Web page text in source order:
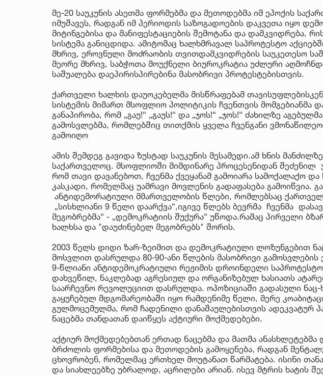
მე-20 საუკუნის ასეთმა ფორმებმა და მეთოდებმა იმ ეპოქის
იმუშავეს, რადგან იმ პერიოდის საზოგადოების დაკვეთა იყო
მიტინგებისა და მანიფესტაციების შემოტანა და დამკვიდრება,
სისტემა განიცდიდა. ამიტომაც ხალხმრავალ საპროტესტო
მხრივ, ეროვნული მოძრაობის თვითდამკვიდრების საუკეთესო
მეორე მხრივ, საბჭოთა მოუქნელი ბიუროკრატია უძლური
საშუალება დაეპირისპირებინა მასობრივი პროტესტებისთვის.
ქართველი ხალხის დაუოკებელმა მისწრაფებამ
სისტემის მიმართ მსოფლიო პოლიტიკის ჩვენთვის მომგებიანმა
განაპირობა, რომ „გაუ!“ „გაუს!“ და „ჯოს!“ „ჯოს!“ ძახილზე
გამოსვლებმა, რომლებშიც თითქმის ყველა ჩვენგანი
გამოიღო
ამის შემდეგ გავიდა ზუსტად საუკუნის მესამედი.ამ ხნის
საქართველოც. მსოფლიოში მიმდინარე პროცესენიდან შეძენილ
რომ თავი დავანებოთ, ჩვენმა ქვეყანამ გამოიარა სამოქალაქო
კასკადი, რომელმაც უამრავი მოვლენის გადაფასება გამოიწვია.
ანტიდემორატიული მმართველობის წლები, რომლებსაც
„სისხლიანი 9 წელი დაარქვა“,იგივე წლებს ბევრმა ჩვენმა
მეგობრებმა“ - „დემოკრატიის შუქურა“ უწოდა.რამაც პირველი
ხალხსა და "დაუძინებელ მეგობრებს" შორის.
2003 წელს დიდი ზარ-ზეიმით და დემოკრატიული ლოზუნგებით
მოსვლით დასრულდა 80-90-ანი წლების მასობრივი გამოსვლების
9-წლიანი ანტიდემოკრატიული რეჟიმის დროინდელი
დახვეწილ, ნაკლებად აგრესიულ და ორგანიზებულ ხასიათს
საარჩევნო რევოლუციით დასრულდა. ოპოზიციაში გადასული
გაყუჩებულ მდგომარეობაში იყო რამდენიმე წელი, მერე
გულმოცემულმა, რომ ჩადენილი დანაშაულებისთვის ადეკვატურ
ნაცებმა თანდათან დაიწყეს აქტიური მოქმედებები.
აქტიურ მოქმედებებთან ერთად ნაცებმა და მათმა ანასხლეტებმა
ბრძოლის ფორმებისა და მეთოდების გამოყენება, რადგან
ცხოვრობენ, რომელმაც ერთხელ მოუტანათ წარმატება. ისინი
და სიახლეებზე უბრალოდ, აცრილები არიან. ისევ მტრის ხატის